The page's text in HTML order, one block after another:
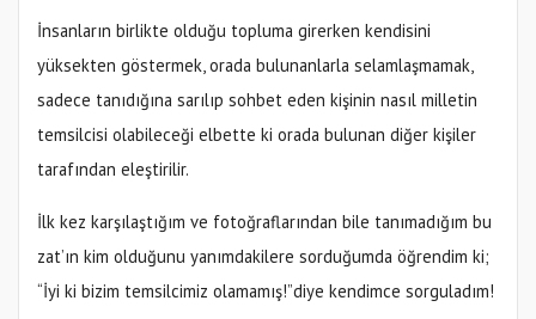
İnsanların birlikte olduğu topluma girerken kendisini
yüksekten göstermek, orada bulunanlarla selamlaşmamak,
sadece tanıdığına sarılıp sohbet eden kişinin nasıl milletin
temsilcisi olabileceği elbette ki orada bulunan diğer kişiler
tarafından eleştirilir.
İlk kez karşılaştığım ve fotoğraflarından bile tanımadığım bu
zat’ın kim olduğunu yanımdakilere sorduğumda öğrendim ki;
“İyi ki bizim temsilcimiz olamamış!”diye kendimce sorguladım!